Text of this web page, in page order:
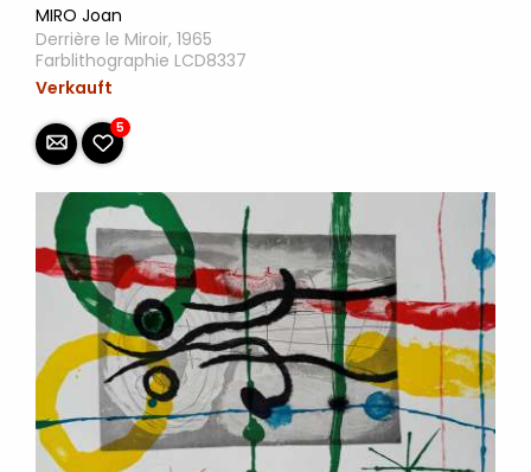
MIRO Joan
Derrière le Miroir, 1965
Farblithographie LCD8337
Verkauft
5